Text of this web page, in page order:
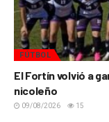
FÚTBOL
El Fortín volvió a
nicoleño
09/08/2026 15